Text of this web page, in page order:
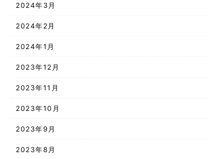
2024年3月
2024年2月
2024年1月
2023年12月
2023年11月
2023年10月
2023年9月
2023年8月